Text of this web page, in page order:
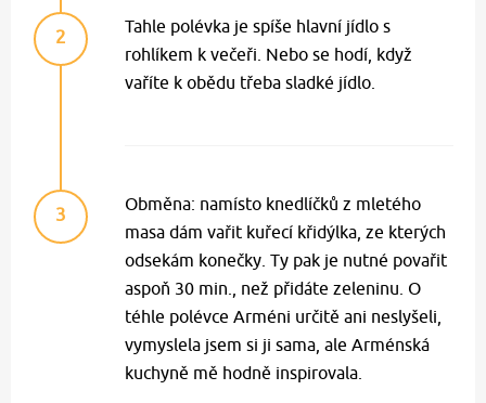
2
Tahle polévka je spíše hlavní jídlo s
rohlíkem k večeři. Nebo se hodí, když
vaříte k obědu třeba sladké jídlo.
3
Obměna: namísto knedlíčků z mletého
masa dám vařit kuřecí křidýlka, ze kterých
odsekám konečky. Ty pak je nutné povařit
aspoň 30 min., než přidáte zeleninu. O
téhle polévce Arméni určitě ani neslyšeli,
vymyslela jsem si ji sama, ale Arménská
kuchyně mě hodně inspirovala.